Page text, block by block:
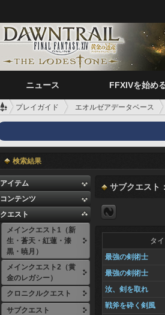
ニュース FFXIVを始め
プレイガイド エオルゼアデータベース
検索結果
アイテム
コンテンツ
クエスト
メインクエスト1（新
生・蒼天・紅蓮・漆
黒・暁月）
メインクエスト2（黄
金のレガシー）
クロニクルクエスト
サブクエスト
サブクエスト
タ
最強の剣術士
最強の剣術士
汝、剣を取れ
戦斧を砕く剣風